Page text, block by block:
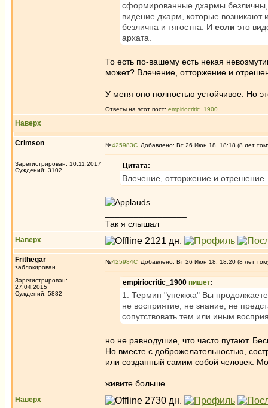
сформированные дхармы безличны,
видение дхарм, которые возникают
безлична и тягостна. И если это
архата.
То есть по-вашему есть некая
может? Влечение, отторжение и
У меня оно полностью устойчивое. Но
Ответы на этот пост: empiriocritic_1900
Наверх
Crimson
Зарегистрирован: 10.11.2017
Суждений: 3102
№425983 Добавлено: Вт 26 Июн 18, 18:18 (8 лет
Цитата:
Влечение, отторжение и отрешение
Так я слышал
Наверх
Frithegar
заблокирован
Зарегистрирован:
27.04.2015
Суждений: 5882
№425984 Добавлено: Вт 26 Июн 18, 18:20 (8 лет
empiriocritic_1900 пишет:
1. Термин "упеккха" Вы
не восприятие, не знание, не
сопутствовать тем или иным
но не равнодушие, что часто путают.
Но вместе с доброжелательностью,
или созданный самим собой человек.
живите больше
Наверх